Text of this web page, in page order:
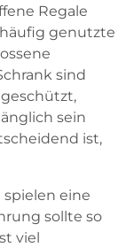
Regale
genutzte
sind
sein
ist,
eine
sollte so
viel